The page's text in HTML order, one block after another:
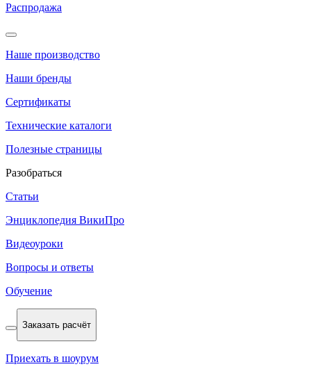
Распродажа
Наше производство
Наши бренды
Сертификаты
Технические каталоги
Полезные страницы
Разобраться
Статьи
Энциклопедия ВикиПро
Видеоуроки
Вопросы и ответы
Обучение
Заказать расчёт
Приехать в шоурум